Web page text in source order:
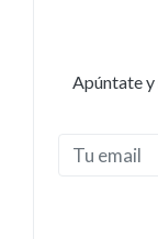
Apúntate